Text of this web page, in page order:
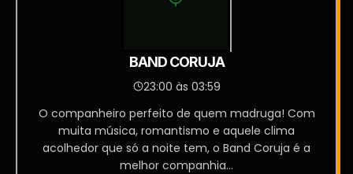
BAND CORUJA
23:00 às 03:59
O companheiro perfeito de quem madruga! Com
muita música, romantismo e aquele clima
acolhedor que só a noite tem, o Band Coruja é a
melhor companhia...